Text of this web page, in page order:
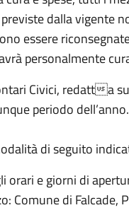
dalla vigente
essere
personalmente
Civici, redatta
periodo
di seguito
orari e giorni di
Comune di Falcade,